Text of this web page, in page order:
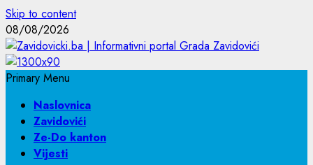
Skip to content
08/08/2026
Primary Menu
Naslovnica
Zavidovići
Ze-Do kanton
Vijesti